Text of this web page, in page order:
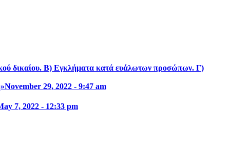
δικαίου. Β) Εγκλήματα κατά ευάλωτων προσώπων. Γ)
November 29, 2022 - 9:47 am
7, 2022 - 12:33 pm